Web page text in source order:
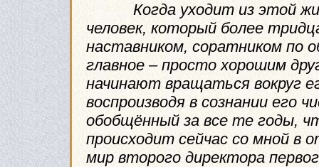
Когда уходит из этой
человек, который более
наставником, соратником по
главное – просто хорошим
начинают вращаться вокруг
воспроизводя в сознании его
обобщённый за все те годы,
происходит сейчас со мной в
мир второго директора